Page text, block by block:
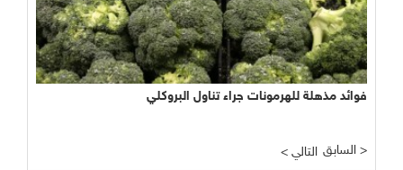
فوائد مذهلة للهرمونات جراء تناول البروكلي
< التالي السابق >